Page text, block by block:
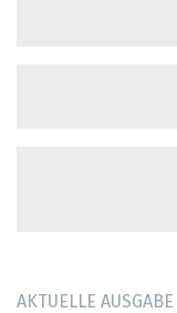
AKTUELLE AUSGABE